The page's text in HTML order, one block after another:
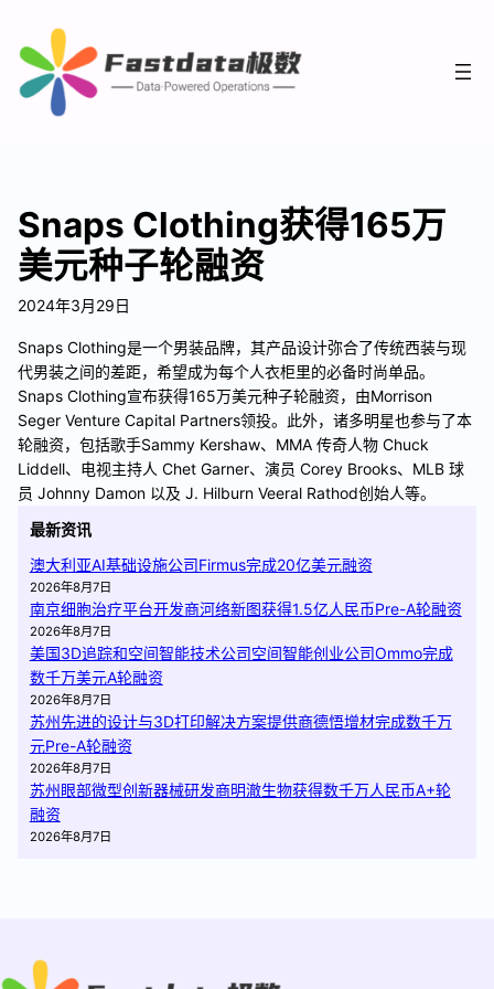
Snaps Clothing获得165万
美元种子轮融资
2024年3月29日
Snaps Clothing是一个男装品牌，其产品设计弥合了传统西装与现
代男装之间的差距，希望成为每个人衣柜里的必备时尚单品。
Snaps Clothing宣布获得165万美元种子轮融资，由Morrison
Seger Venture Capital Partners领投。此外，诸多明星也参与了本
轮融资，包括歌手Sammy Kershaw、MMA 传奇人物 Chuck
Liddell、电视主持人 Chet Garner、演员 Corey Brooks、MLB 球
员 Johnny Damon 以及 J. Hilburn Veeral Rathod创始人等。
最新资讯
澳大利亚AI基础设施公司Firmus完成20亿美元融资
2026年8月7日
南京细胞治疗平台开发商河络新图获得1.5亿人民币Pre-A轮融资
2026年8月7日
美国3D追踪和空间智能技术公司空间智能创业公司Ommo完成
数千万美元A轮融资
2026年8月7日
苏州先进的设计与3D打印解决方案提供商德悟增材完成数千万
元Pre-A轮融资
2026年8月7日
苏州眼部微型创新器械研发商明澈生物获得数千万人民币A+轮
融资
2026年8月7日